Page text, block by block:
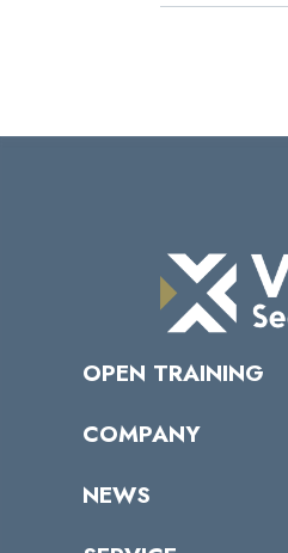
OPEN TRAINING
受講者の声
COMPANY
トップメッセージ
NEWS